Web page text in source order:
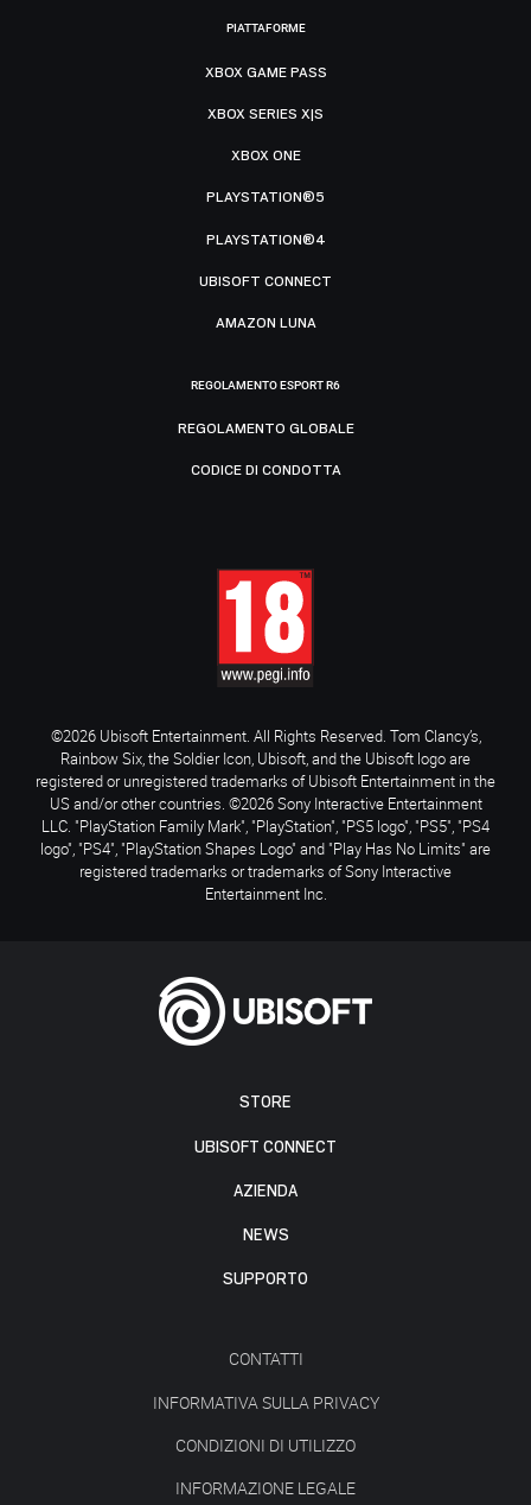
STORE
UBISOFT CONNECT
AZIENDA
NEWS
SUPPORTO
CONTATTI
INFORMATIVA SULLA PRIVACY
CONDIZIONI DI UTILIZZO
INFORMAZIONE LEGALE
PIATTAFORME
XBOX GAME PASS
XBOX SERIES X|S
XBOX ONE
PLAYSTATION®5
PLAYSTATION®4
UBISOFT CONNECT
AMAZON LUNA
REGOLAMENTO ESPORT R6
REGOLAMENTO GLOBALE
CODICE DI CONDOTTA
©2026 Ubisoft Entertainment. All Rights Reserved. Tom Clancy’s,
Rainbow Six, the Soldier Icon, Ubisoft, and the Ubisoft logo are
registered or unregistered trademarks of Ubisoft Entertainment in the
US and/or other countries. ©2026 Sony Interactive Entertainment
LLC. "PlayStation Family Mark", "PlayStation", "PS5 logo", "PS5", "PS4
logo", "PS4", "PlayStation Shapes Logo" and "Play Has No Limits" are
registered trademarks or trademarks of Sony Interactive
Entertainment Inc.